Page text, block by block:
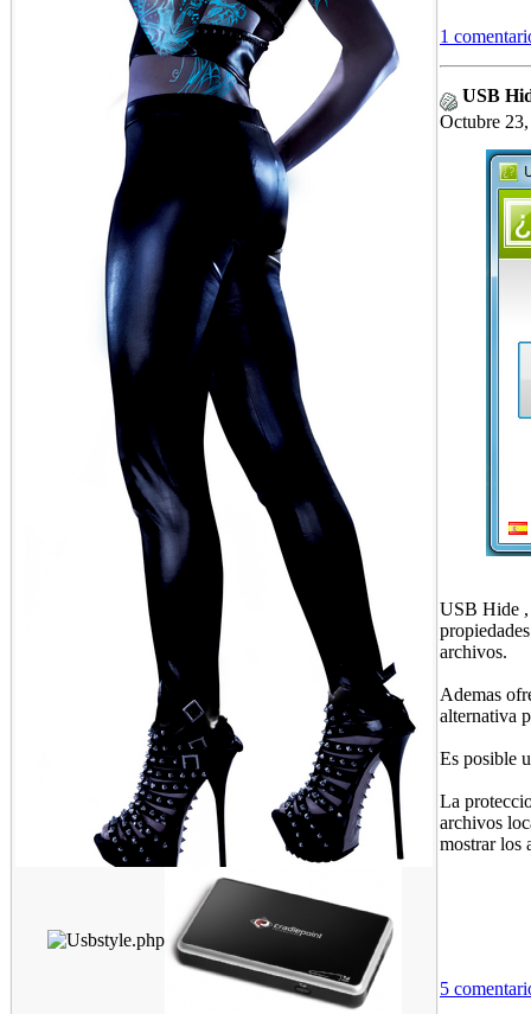
1
USB
Octubre
USB Hide ,
archivos.
Ademas
alternativa
Es posible
La
archivos
mostrar los
5